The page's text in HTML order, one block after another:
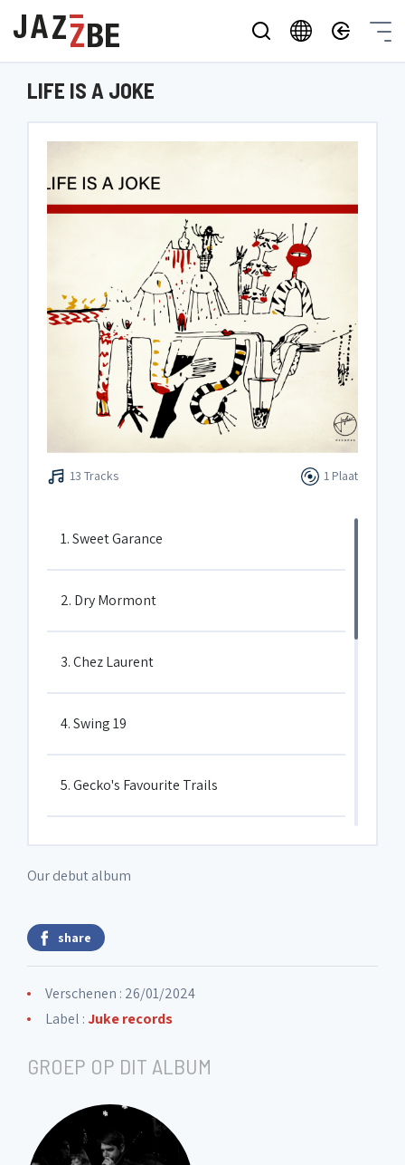
LIFE IS A JOKE
13 Tracks 1 Plaat
1. Sweet Garance
2. Dry Mormont
3. Chez Laurent
4. Swing 19
5. Gecko's Favourite Trails
6. Isola Rossa
11. Li soir
Our debut album
share
Verschenen : 26/01/2024
Label :Juke records
GROEP OP DIT ALBUM